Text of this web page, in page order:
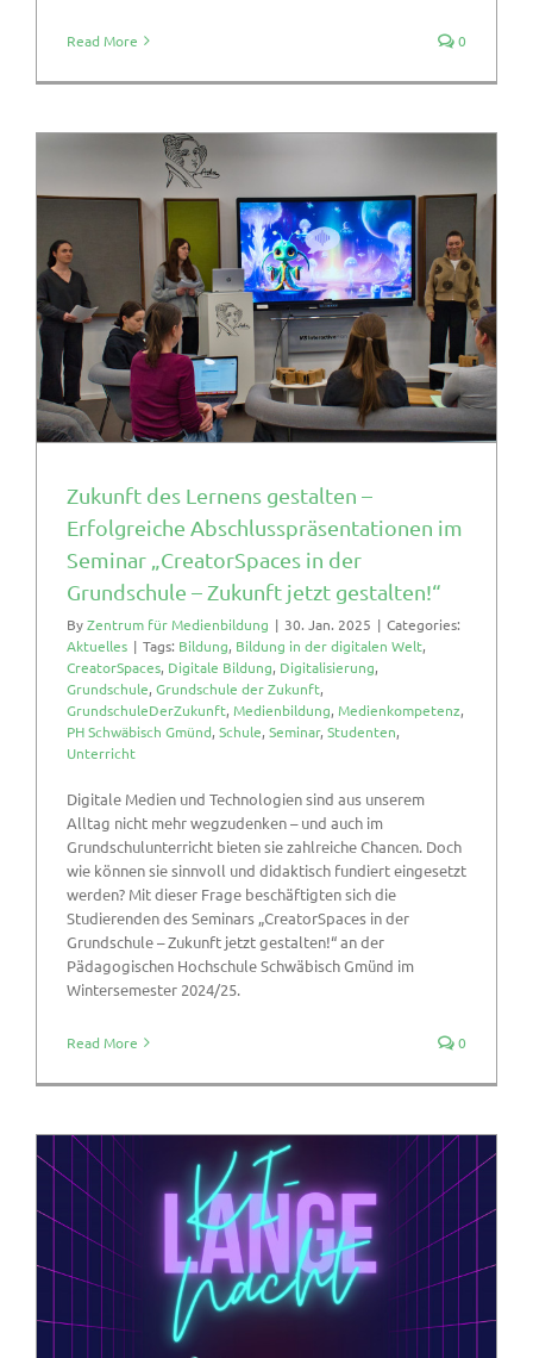
Read More 0
Zukunft des Lernens gestalten –
Erfolgreiche Abschlusspräsentationen im
Seminar „CreatorSpaces in der
Grundschule – Zukunft jetzt gestalten!“
ByZentrum für Medienbildung | 30. Jan. 2025 | Categories:
Aktuelles | Tags: Bildung, Bildung in der digitalen Welt,
CreatorSpaces, Digitale Bildung, Digitalisierung,
Grundschule, Grundschule der Zukunft,
GrundschuleDerZukunft, Medienbildung, Medienkompetenz,
PH Schwäbisch Gmünd, Schule, Seminar, Studenten,
Unterricht
Digitale Medien und Technologien sind aus unserem
Alltag nicht mehr wegzudenken – und auch im
Grundschulunterricht bieten sie zahlreiche Chancen. Doch
wie können sie sinnvoll und didaktisch fundiert eingesetzt
werden? Mit dieser Frage beschäftigten sich die
Studierenden des Seminars „CreatorSpaces in der
Grundschule – Zukunft jetzt gestalten!“ an der
Pädagogischen Hochschule Schwäbisch Gmünd im
Wintersemester 2024/25.
Read More 0